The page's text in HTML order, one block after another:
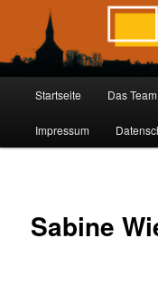
wechseln
Startseite Das Team
Impressum
Sabine